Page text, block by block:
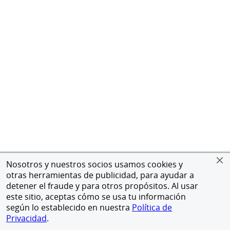
Nosotros y nuestros socios usamos cookies y
otras herramientas de publicidad, para ayudar a
detener el fraude y para otros propósitos. Al usar
este sitio, aceptas cómo se usa tu información
según lo establecido en nuestra Política de
Privacidad.